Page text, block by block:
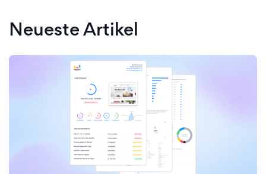
Neueste Artikel